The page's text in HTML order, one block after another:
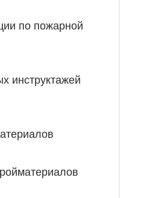
по пожарной
инструктажей